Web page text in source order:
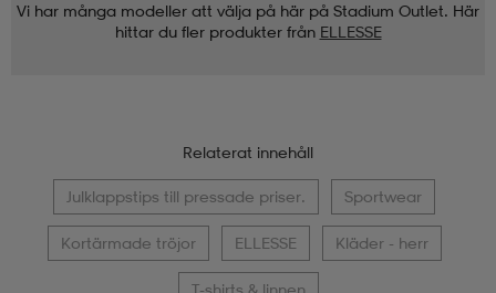
Vi har många modeller att välja på här på Stadium Outlet. Här
hittar du fler produkter från ELLESSE
Relaterat innehåll
Julklappstips till pressade priser. Sportwear
Kortärmade tröjor ELLESSE Kläder - herr